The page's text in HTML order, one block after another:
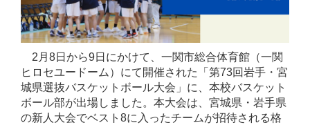
2月8日から9日にかけて、一関市総合体育館（一関
ヒロセユードーム）にて開催された「第73回岩手・宮
城県選抜バスケットボール大会」に、本校バスケット
ボール部が出場しました。本大会は、宮城県・岩手県
の新人大会でベスト8に入ったチームが招待される格